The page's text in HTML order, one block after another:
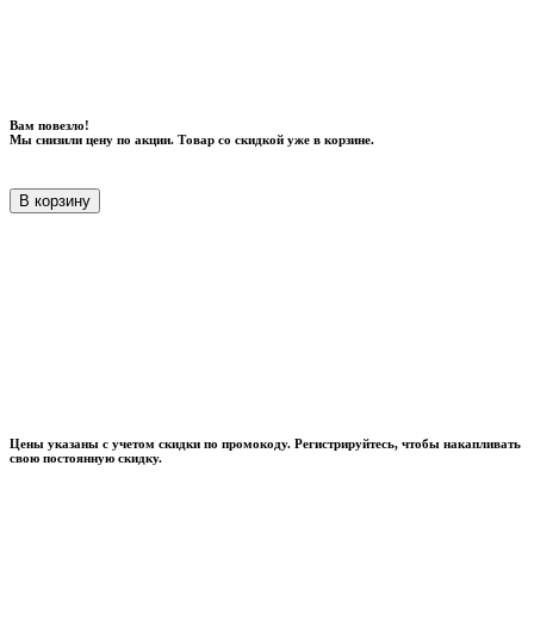
Вам повезло!
Мы снизили цену по акции. Товар со скидкой уже в корзине.
В корзину
Цены указаны с учетом скидки по промокоду. Регистрируйтесь, чтобы накапливать
свою постоянную скидку.